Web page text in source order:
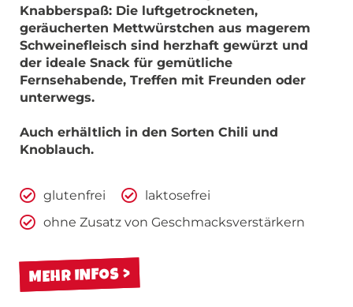
Knabberspaß: Die luftgetrockneten,
geräucherten Mettwürstchen aus magerem
Schweinefleisch sind herzhaft gewürzt und
der ideale Snack für gemütliche
Fernsehabende, Treffen mit Freunden oder
unterwegs.
Auch erhältlich in den Sorten Chili und
Knoblauch.
glutenfrei
laktosefrei
ohne Zusatz von Geschmacksverstärkern
MEHR INFOS